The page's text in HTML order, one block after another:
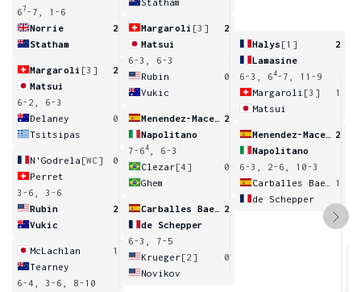
67-7, 1-6
Norrie
2
Statham
Margaroli [3]
2
Matsui
6-2, 6-3
Delaney
0
Tsitsipas
N'Godrela [WC]
0
Perret
3-6, 3-6
Rubin
2
Vukic
McLachlan
1
Tearney
6-4, 3-6, 8-10
Margaroli [3]
2
Matsui
6-3, 6-3
Rubin
0
Vukic
2
Napolitano
7-64
, 6-3
Clezar[4]
0
Ghem
2
de Schepper
6-3, 7-5
Krueger[2]
0
Novikov
Halys [1]
2
Lamasine
6-3, 64-7, 11-9
Margaroli [3]
1
Matsui
2
Napolitano
6-3, 2-6, 10-3
1
de Schepper